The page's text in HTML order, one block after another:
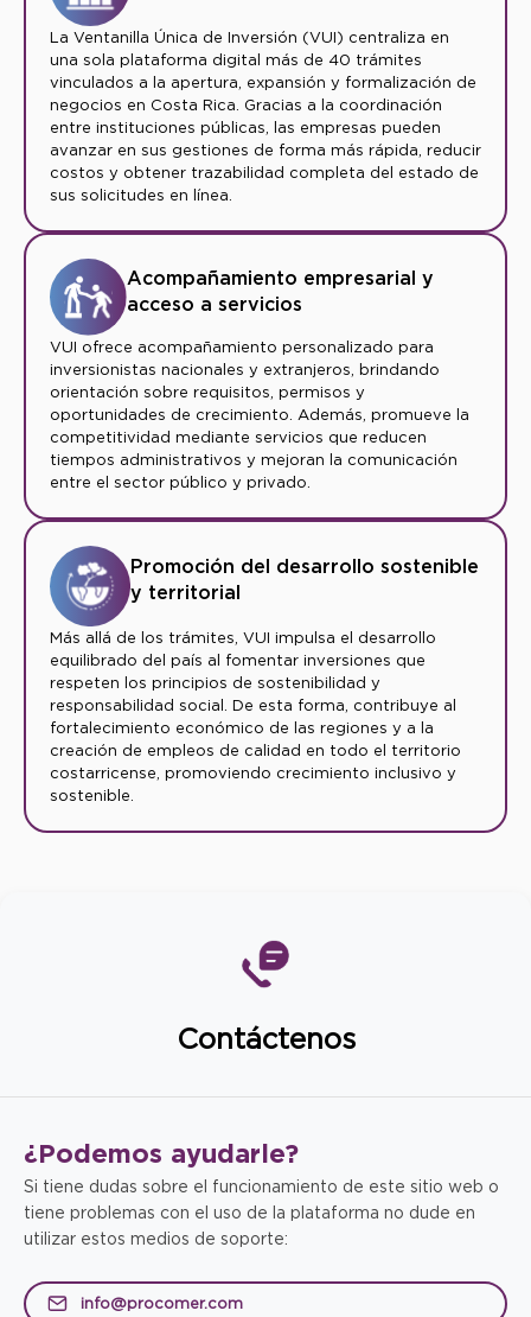
La Ventanilla Única de Inversión (VUI) centraliza en
una sola plataforma digital más de 40 trámites
vinculados a la apertura, expansión y formalización de
negocios en Costa Rica. Gracias a la coordinación
entre instituciones públicas, las empresas pueden
avanzar en sus gestiones de forma más rápida, reducir
costos y obtener trazabilidad completa del estado de
sus solicitudes en línea.
Acompañamiento empresarial y
acceso a servicios
VUI ofrece acompañamiento personalizado para
inversionistas nacionales y extranjeros, brindando
orientación sobre requisitos, permisos y
oportunidades de crecimiento. Además, promueve la
competitividad mediante servicios que reducen
tiempos administrativos y mejoran la comunicación
entre el sector público y privado.
Promoción del desarrollo sostenible
y territorial
Más allá de los trámites, VUI impulsa el desarrollo
equilibrado del país al fomentar inversiones que
respeten los principios de sostenibilidad y
responsabilidad social. De esta forma, contribuye al
fortalecimiento económico de las regiones y a la
creación de empleos de calidad en todo el territorio
costarricense, promoviendo crecimiento inclusivo y
sostenible.
Contáctenos
¿Podemos ayudarle?
Si tiene dudas sobre el funcionamiento de este sitio web o
tiene problemas con el uso de la plataforma no dude en
utilizar estos medios de soporte:
info@procomer.com